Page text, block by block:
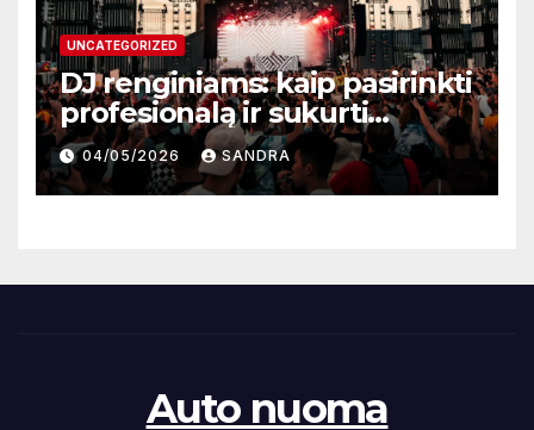
UNCATEGORIZED
DJ renginiams: kaip pasirinkti
profesionalą ir sukurti
nepamirštamą atmosferą
04/05/2026 SANDRA
Auto nuoma